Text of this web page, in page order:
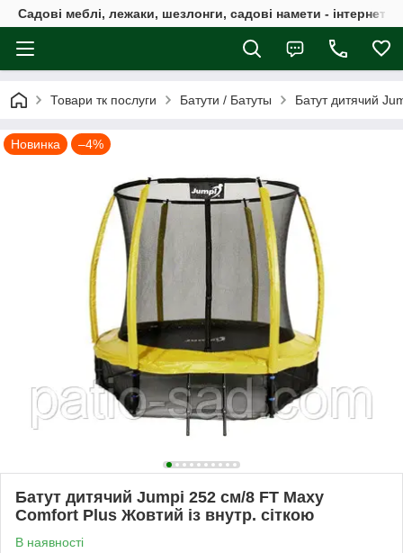
Садові меблі, лежаки, шезлонги, садові намети - інтернет-
Товари тк послуги Батути / Батуты Батут дитячий
Новинка –4%
Батут дитячий Jumpi 252 см/8 FT Maxy
Comfort Plus Жовтий із внутр. сіткою
В наявності